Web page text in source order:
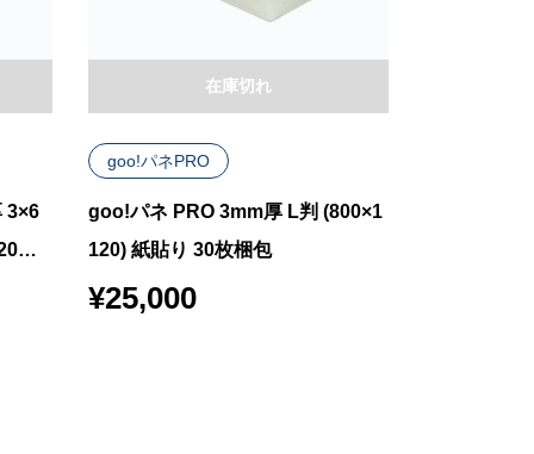
3×6
枚
goo!パネPRO
goo!パネ PRO 3mm厚 L判 (800×1
120) 紙貼り 30枚梱包
¥25,000
在庫切れ